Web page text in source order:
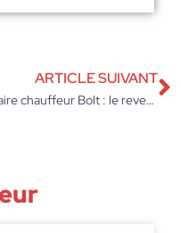
ARTICLE SUIVANT
Salaire chauffeur Bolt : le revenu net réel après charges ?